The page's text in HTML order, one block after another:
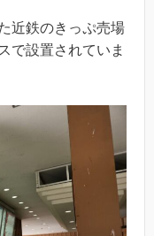
近鉄のきっぷ売場
で設置されていま